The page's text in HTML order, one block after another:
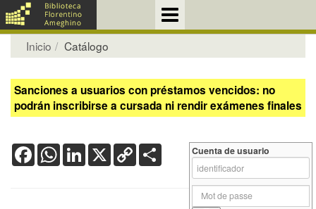
Inicio Catálogo
Sanciones a usuarios con préstamos vencidos: no
podrán inscribirse a cursada ni rendir exámenes finales
FacebookWhatsApp
LinkedIn
X Copy
Link
Cuenta de usuario